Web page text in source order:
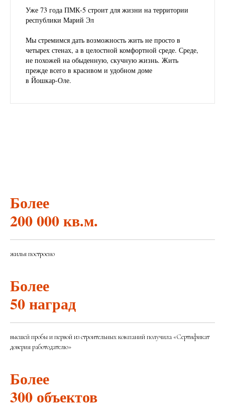
Уже 73 года ПМК-5 строит для жизни на территории
республики Марий Эл
Мы стремимся дать возможность жить не просто в
четырех стенах, а в целостной комфортной среде. Среде,
не похожей на обыденную, скучную жизнь. Жить
прежде всего в красивом и удобном доме
в Йошкар-Оле.
Более
200 000 кв.м.
жилья построено
Более
50 наград
высшей пробы и первой из строительных компаний получила «Сертификат
доверия работодателю»
Более
300 объектов